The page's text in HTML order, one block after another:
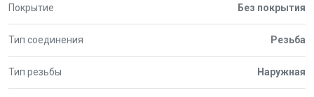
Покрытие Без покрытия
Тип соединения Резьба
Тип резьбы Наружная